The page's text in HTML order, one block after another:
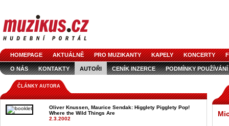
HOMEPAGE AKTUÁLNĚ PRO MUZIKANTY KAPELY KONCERTY
O NÁS KONTAKTY AUTOŘI CENÍK INZERCE PODMÍNKY POUŽÍVÁNÍ
LOGO KE STAŽENÍ
ČLÁNKY AUTORA
Oliver Knussen, Maurice Sendak: Higglety Pigglety Pop!
Where the Wild Things Are
2.3.2002